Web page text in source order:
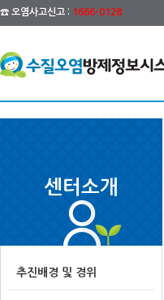
☎ 오염사고신고 : 1666-0128
센터소개
추진배경 및 경위